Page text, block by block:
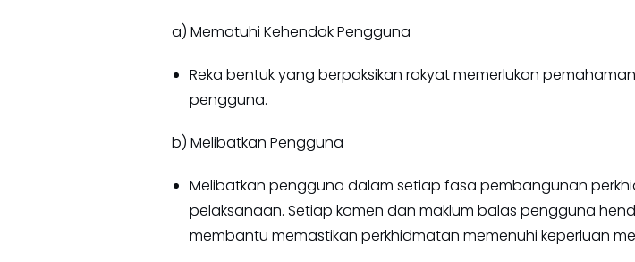
a) Mematuhi Kehendak Pengguna
Reka bentuk yang berpaksikan rakyat memerlukan
pengguna.
b) Melibatkan Pengguna
Melibatkan pengguna dalam setiap fasa pembangunan
pelaksanaan. Setiap komen dan maklum balas pengguna
membantu memastikan perkhidmatan memenuhi keperluan